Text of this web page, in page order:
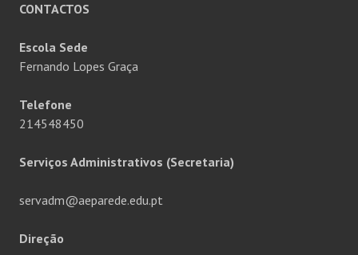
CONTACTOS
Escola Sede
Fernando Lopes Graça
Telefone
214548450
Serviços Administrativos (Secretaria)
servadm@aeparede.edu.pt
Direção